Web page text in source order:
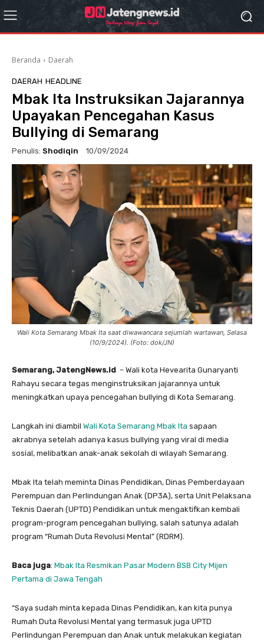
Beranda Daerah
DAERAH HEADLINE
Mbak Ita Instruksikan Jajarannya
Upayakan Pencegahan Kasus
Bullying di Semarang
Penulis: Shodiqin 10/09/2024
Wali Kota Semarang Mbak Ita saat diwawancara sejumlah wartawan, Selasa
(10/9/2024). (Foto: dok/JN)
Semarang, JatengNews.id – Wali kota Hevearita Gunaryanti
Rahayu secara tegas menginstruksikan jajarannya untuk
meningkatkan upaya pencegahan bullying di Kota Semarang.
Langkah ini diambil Wali Kota Semarang Mbak Ita sapaan
akrabnya setelah adanya kasus bullying yang viral di media
sosial, melibatkan anak-anak sekolah di wilayah Semarang.
Mbak Ita telah meminta Dinas Pendidikan, Dinas Pemberdayaan
Perempuan dan Perlindungan Anak (DP3A), serta Unit Pelaksana
Teknis Daerah (UPTD) Pendidikan untuk mengaktifkan kembali
program-program pencegahan bullying, salah satunya adalah
program “Rumah Duta Revolusi Mental” (RDRM).
Baca juga: Mbak Ita Resmikan Pasar Modern BSB City Mijen
Pertama di Jawa Tengah
“Saya sudah minta kepada Dinas Pendidikan, kan kita punya
Rumah Duta Revolusi Mental yang termasuk juga UPTD
Perlindungan Perempuan dan Anak untuk melakukan kegiatan